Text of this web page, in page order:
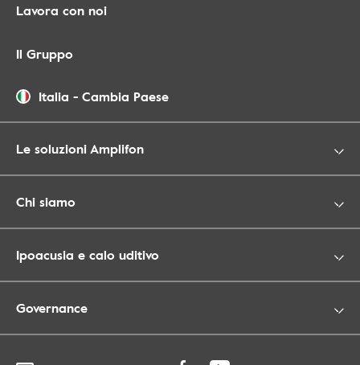
Lavora con noi
Il Gruppo
Italia - Cambia Paese
Le soluzioni Amplifon
Chi siamo
Ipoacusia e calo uditivo
Governance